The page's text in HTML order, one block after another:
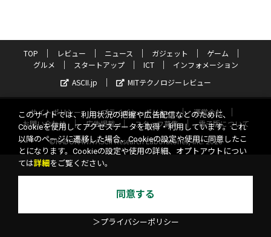
TOP レビュー ニュース ガジェット
ゲーム
グルメ
スタートアップ ICT
インフォメーション
ASCII.jp
MITテクノロジーレビュー
サイトポリシー プライバシーポリシー
運営会社
お問い合わせ
広告掲載 スタッフ募集
電子版について
©KADOKAWA ASCII Research Laboratories, Inc. 2026
このサイトでは、利用状況の把握や広告配信などのために、
Cookieを使用してアクセスデータを取得・利用しています。これ
以降のページに遷移した場合、Cookieの設定や使用に同意したこ
とになります。Cookieの設定や使用の詳細、オプトアウトについ
ては詳細 をご覧ください。
同意する
＞プライバシーポリシー